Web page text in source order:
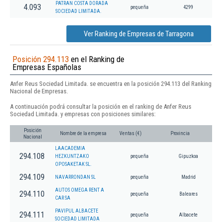
4.093
PATRAN COSTA DORADA
SOCIEDAD LIMITADA.
pequeña 4299
Ver Ranking de Empresas de Tarragona
Posición 294.113 en el Ranking de
Empresas Españolas
Anfer Reus Sociedad Limitada. se encuentra en la posición 294.113 del Ranking
Nacional de Empresas.
A continuación podrá consultar la posición en el ranking de Anfer Reus
Sociedad Limitada. y empresas con posiciones similares:
Posición
Nacional
Nombre de la empresa Ventas (€) Provincia
294.108
LAACADEMIA
HEZKUNTZAKO
OPOSAKETAK SL.
pequeña Gipuzkoa
294.109 NAVARRONDAN SL pequeña Madrid
294.110
AUTOS OMEGA RENT A
CAR SA
pequeña Baleares
294.111
PAVIPUL ALBACETE
SOCIEDAD LIMITADA
pequeña Albacete